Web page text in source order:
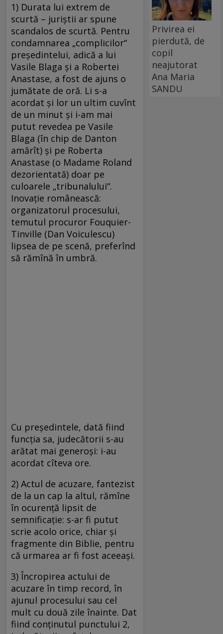
1) Durata lui extrem de
scurtă – juriştii ar spune
scandalos de scurtă. Pentru
condamnarea „complicilor“
preşedintelui, adică a lui
Vasile Blaga şi a Robertei
Anastase, a fost de ajuns o
jumătate de oră. Li s-a
acordat şi lor un ultim cuvînt
de un minut şi i-am mai
putut revedea pe Vasile
Blaga (în chip de Danton
amărît) şi pe Roberta
Anastase (o Madame Roland
dezorientată) doar pe
culoarele „tribunalului“.
Inovaţie românească:
organizatorul procesului,
temutul procuror Fouquier-
Tinville (Dan Voiculescu)
lipsea de pe scenă, preferînd
să rămînă în umbră.
Cu preşedintele, dată fiind
funcţia sa, judecătorii s-au
arătat mai generoşi: i-au
acordat cîteva ore.
2) Actul de acuzare, fantezist
de la un cap la altul, rămîne
în ocurenţă lipsit de
semnificaţie: s-ar fi putut
scrie acolo orice, chiar şi
fragmente din Biblie, pentru
că urmarea ar fi fost aceeaşi.
3) Încropirea actului de
acuzare în timp record, în
ajunul procesului sau cel
mult cu două zile înainte. Dat
fiind conţinutul punctului 2,
Privirea ei
pierdută, de
copil
neajutorat
Ana Maria
SANDU